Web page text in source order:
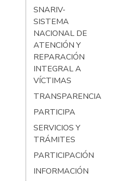
SNARIV-
SISTEMA
NACIONAL DE
ATENCIÓN Y
REPARACIÓN
INTEGRAL A
VÍCTIMAS
TRANSPARENCIA
PARTICIPA
SERVICIOS Y
TRÁMITES
PARTICIPACIÓN
INFORMACIÓN